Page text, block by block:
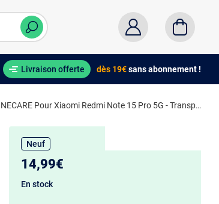
Livraison offerte dès 19€sans abonnement !
Kit 2 Verre Trempé Courbé Premium À Coque Complète PHONECARE Pour Xiaomi Redmi Note 15 Pro 5G - Transparent/Noir
Neuf
14,99€
En stock